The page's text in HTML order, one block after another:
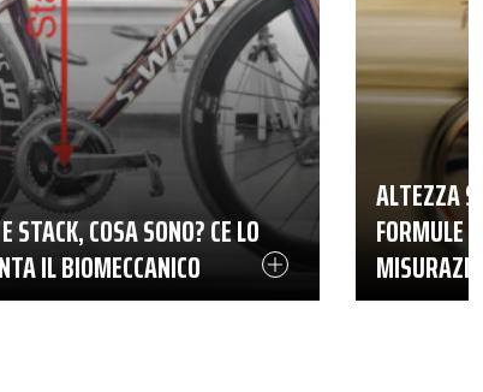
STACK, COSA SONO? CE LO
IL BIOMECCANICO
ALTEZZA
FORMULE